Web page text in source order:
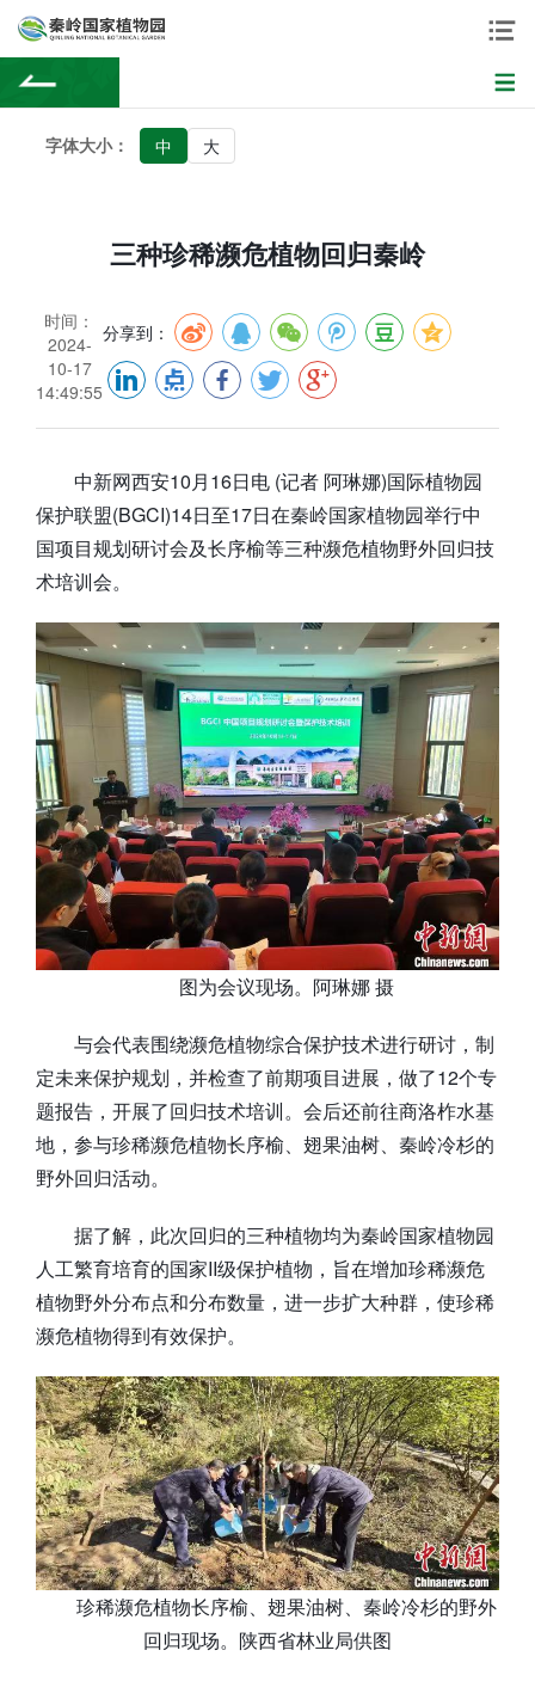
字体大小： 中 大
三种珍稀濒危植物回归秦岭
时间：
2024-
10-17
14:49:55
分享到：
中新网西安10月16日电 (记者 阿琳娜)国际植物园
保护联盟(BGCI)14日至17日在秦岭国家植物园举行中
国项目规划研讨会及长序榆等三种濒危植物野外回归技
术培训会。
图为会议现场。阿琳娜 摄
与会代表围绕濒危植物综合保护技术进行研讨，制
定未来保护规划，并检查了前期项目进展，做了12个专
题报告，开展了回归技术培训。会后还前往商洛柞水基
地，参与珍稀濒危植物长序榆、翅果油树、秦岭冷杉的
野外回归活动。
据了解，此次回归的三种植物均为秦岭国家植物园
人工繁育培育的国家II级保护植物，旨在增加珍稀濒危
植物野外分布点和分布数量，进一步扩大种群，使珍稀
濒危植物得到有效保护。
珍稀濒危植物长序榆、翅果油树、秦岭冷杉的野外
回归现场。陕西省林业局供图